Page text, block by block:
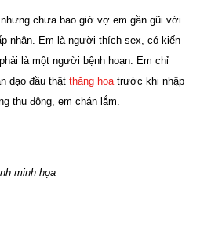
chưa bao giờ vợ em gần gũi với
nhận. Em là người thích sex, có kiến
là một người bệnh hoạn. Em chỉ
dạo đầu thật thăng hoatrước khi nhập
thụ động, em chán lắm.
minh họa